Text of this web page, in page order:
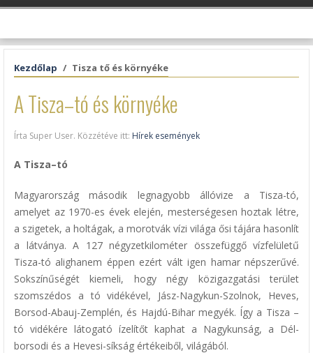
Kezdőlap Tisza tő és környéke
A Tisza–tó és környéke
Írta Super User. Közzétéve itt: Hírek események
A Tisza–tó
Magyarország második legnagyobb állóvize a Tisza-tó,
amelyet az 1970-es évek elején, mesterségesen hoztak létre,
a szigetek, a holtágak, a morotvák vízi világa ősi tájára hasonlít
a látványa. A 127 négyzetkilométer összefüggő vízfelületű
Tisza-tó alighanem éppen ezért vált igen hamar népszerűvé.
Sokszínűségét kiemeli, hogy négy közigazgatási terület
szomszédos a tó vidékével, Jász-Nagykun-Szolnok, Heves,
Borsod-Abauj-Zemplén, és Hajdú-Bihar megyék. Így a Tisza –
tó vidékére látogató ízelítőt kaphat a Nagykunság, a Dél-
borsodi és a Hevesi-síkság értékeiből, világából.